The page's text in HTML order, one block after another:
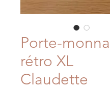
Porte-
rétro XL
Claudette